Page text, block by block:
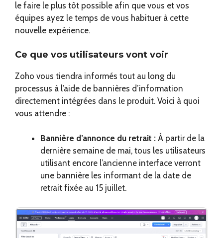
le faire le plus tôt possible afin que vous et vos
équipes ayez le temps de vous habituer à cette
nouvelle expérience.
Ce que vos utilisateurs vont voir
Zoho vous tiendra informés tout au long du
processus à l’aide de bannières d’information
directement intégrées dans le produit. Voici à quoi
vous attendre :
Bannière d’annonce du retrait : À partir de la
dernière semaine de mai, tous les utilisateurs
utilisant encore l’ancienne interface verront
une bannière les informant de la date de
retrait fixée au 15 juillet.